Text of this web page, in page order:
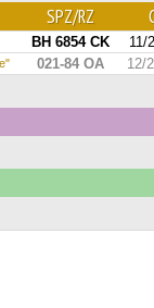
SPZ/RZ
BH 6854 CK 11/
021-84 ОА 12/